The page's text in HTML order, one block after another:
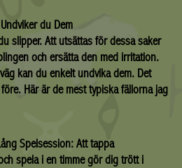
du Dem
slipper. Att utsättas för dessa saker
och ersätta den med irritation.
kan du enkelt undvika dem. Det
Här är de mest typiska fällorna jag
Spelsession: Att tappa
spela i en timme gör dig trött i